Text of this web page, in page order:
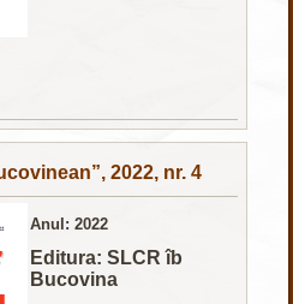
2022, nr. 4
Anul: 2022
Editura: SLCR îb
Bucovina